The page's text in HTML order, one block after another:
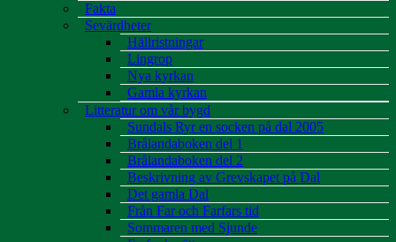
Fakta
Sevärdheter
Hällristningar
Lingrop
Nya kyrkan
Gamla kyrkan
Litteratur om vår bygd
Sundals Ryr en socken på dal 2005
Brålandaboken del 1
Brålandaboken del 2
Beskrivning av Grevskapet på Dal
Det gamla Dal
Från Far och Farfars tid
Sommaren med Sjunde